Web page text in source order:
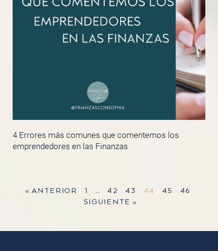
4 Errores más comunes que comentemos los
emprendedores en las Finanzas
« ANTERIOR 1 … 42 43 44 45
46
SIGUIENTE »